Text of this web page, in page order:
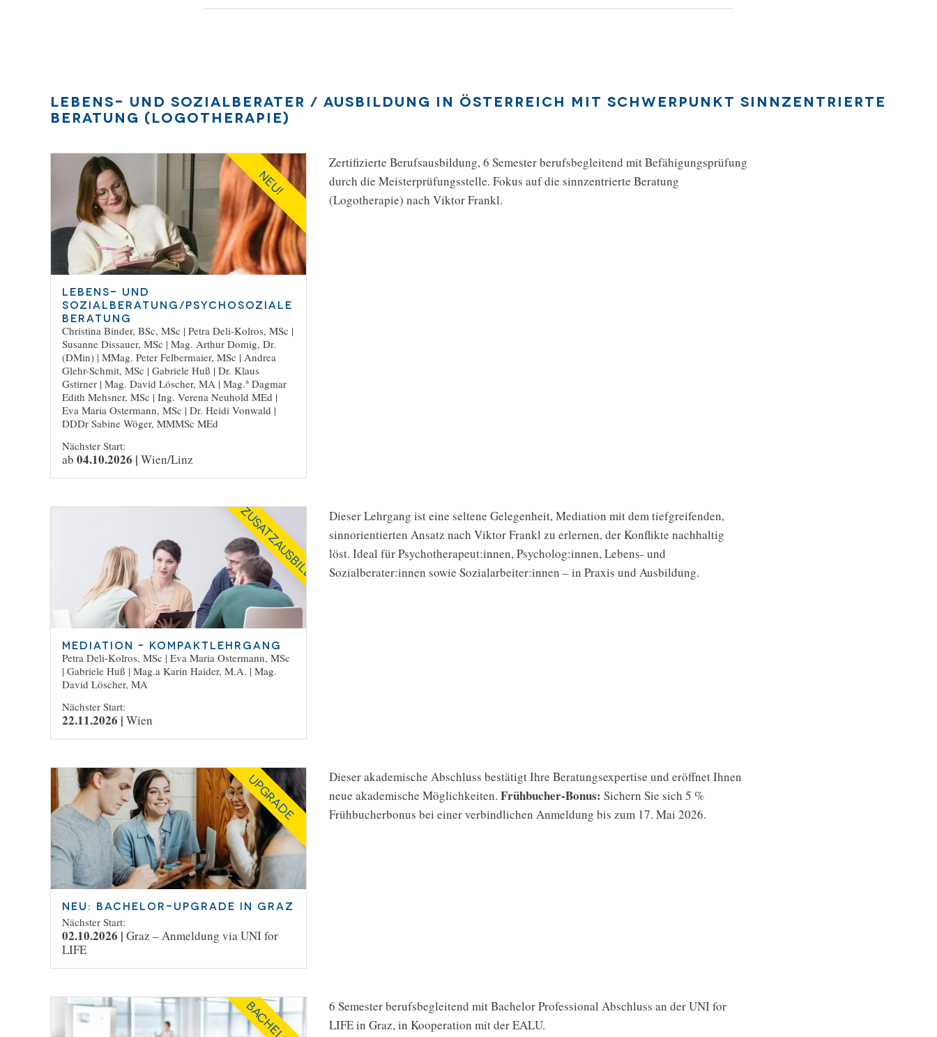
Lebens- und Sozialberater / Ausbildung in Österreich mit Schwerpunkt sinnzentrierte
Beratung (Logotherapie)
NEU!
Lebens- und
Sozialberatung/Psychosoziale
Beratung
Christina Binder, BSc, MSc | Petra Deli-Kolros, MSc |
Susanne Dissauer, MSc | Mag. Arthur Domig, Dr.
(DMin) | MMag. Peter Felbermaier, MSc | Andrea
Glehr-Schmit, MSc | Gabriele Huß | Dr. Klaus
Gstirner | Mag. David Löscher, MA | Mag.a Dagmar
Edith Mehsner, MSc | Ing. Verena Neuhold MEd |
Eva Maria Ostermann, MSc | Dr. Heidi Vonwald |
DDDr Sabine Wöger, MMMSc MEd
Nächster Start:
ab 04.10.2026 | Wien/Linz
Zertifizierte Berufsausbildung, 6 Semester berufsbegleitend mit Befähigungsprüfung
durch die Meisterprüfungsstelle. Fokus auf die sinnzentrierte Beratung
(Logotherapie) nach Viktor Frankl.
ZUSATZAUSBILDUNG
Mediation – Kompaktlehrgang
Petra Deli-Kolros, MSc | Eva Maria Ostermann, MSc
| Gabriele Huß | Mag.a Karin Haider, M.A. | Mag.
David Löscher, MA
Nächster Start:
22.11.2026 | Wien
Dieser Lehrgang ist eine seltene Gelegenheit, Mediation mit dem tiefgreifenden,
sinnorientierten Ansatz nach Viktor Frankl zu erlernen, der Konflikte nachhaltig
löst. Ideal für Psychotherapeut:innen, Psycholog:innen, Lebens- und
Sozialberater:innen sowie Sozialarbeiter:innen – in Praxis und Ausbildung.
UPGRADE
NEU: Bachelor-Upgrade in Graz
Nächster Start:
02.10.2026 | Graz – Anmeldung via UNI for
LIFE
Dieser akademische Abschluss bestätigt Ihre Beratungsexpertise und eröffnet Ihnen
neue akademische Möglichkeiten. Frühbucher-Bonus: Sichern Sie sich 5 %
Frühbucherbonus bei einer verbindlichen Anmeldung bis zum 17. Mai 2026.
BACHELOR
6 Semester berufsbegleitend mit Bachelor Professional Abschluss an der UNI for
LIFE in Graz, in Kooperation mit der EALU.